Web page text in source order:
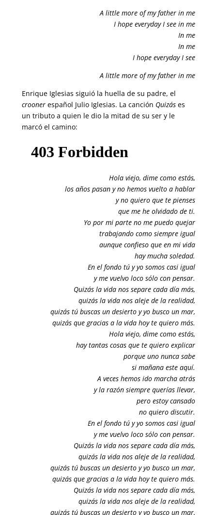
A little more of my father in me
I hope everyday I see in me
In me
In me
I hope everyday I see
A little more of my father in me
Enrique Iglesias siguió la huella de su padre, el
croonerespañol Julio Iglesias. La canción Quizáses
un tributo a quien le dio la mitad de su ser y le
marcó el camino:
Hola viejo, dime como estás,
los años pasan y no hemos vuelto a hablar
y no quiero que te pienses
que me he olvidado de ti.
Yo por mi parte no me puedo quejar
trabajando como siempre igual
aunque confieso que en mi vida
hay mucha soledad.
En el fondo tú y yo somos casi igual
y me vuelvo loco sólo con pensar.
Quizás la vida nos separe cada día más,
quizás la vida nos aleje de la realidad,
quizás tú buscas un desierto y yo busco un mar,
quizás que gracias a la vida hoy te quiero más.
Hola viejo, dime como estás,
hay tantas cosas que te quiero explicar
porque uno nunca sabe
si mañana este aquí.
A veces hemos ido marcha atrás
y la razón siempre querías llevar,
pero estoy cansado
no quiero discutir.
En el fondo tú y yo somos casi igual
y me vuelvo loco sólo con pensar.
Quizás la vida nos separe cada día más,
quizás la vida nos aleje de la realidad,
quizás tú buscas un desierto y yo busco un mar,
quizás que gracias a la vida hoy te quiero más.
Quizás la vida nos separe cada día más,
quizás la vida nos aleje de la realidad,
quizás tú buscas un desierto y yo busco un mar,